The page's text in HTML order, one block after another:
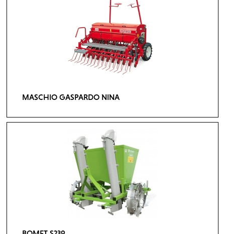
MASCHIO GASPARDO NINA